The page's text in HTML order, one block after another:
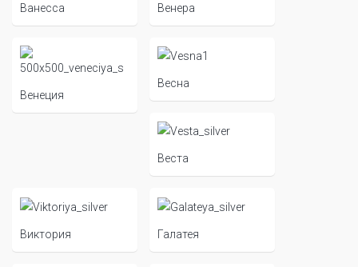
Ванесса Венера
Венеция
Весна
Веста
Виктория Галатея